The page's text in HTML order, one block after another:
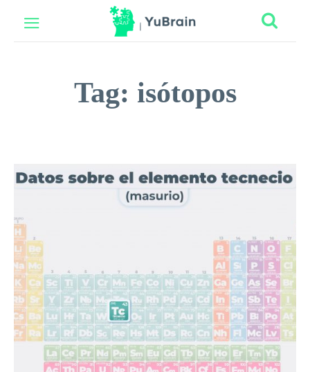
Tag: isótopos